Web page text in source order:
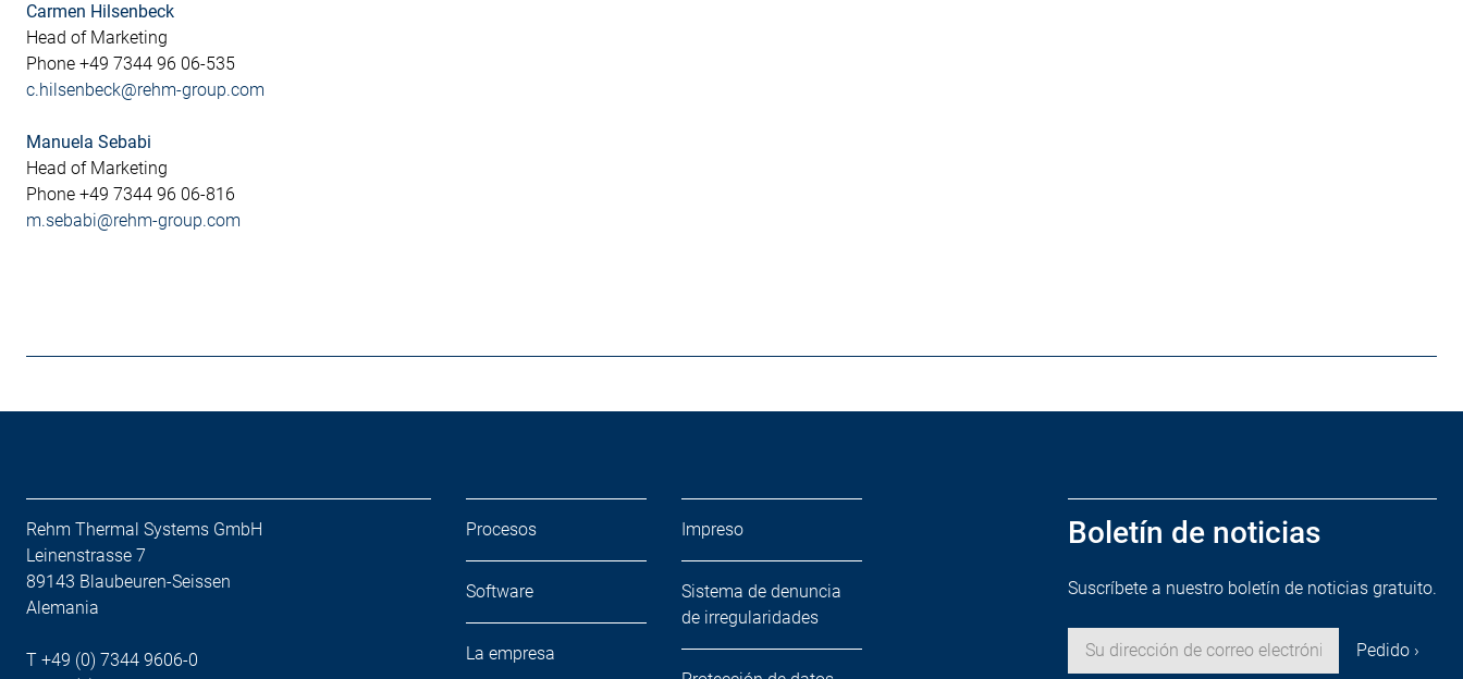
Carmen Hilsenbeck
Head of Marketing
Phone +49 7344 96 06-535
c.hilsenbeck@rehm-group.com
Manuela Sebabi
Head of Marketing
Phone +49 7344 96 06-816
m.sebabi@rehm-group.com
Rehm Thermal Systems GmbH
Leinenstrasse 7
89143 Blaubeuren-Seissen
Alemania
T +49 (0) 7344 9606-0
Procesos
Software
La empresa
Impreso
Sistema de denuncia
de irregularidades
Boletín de noticias
Suscríbete a nuestro boletín de noticias gratuito.